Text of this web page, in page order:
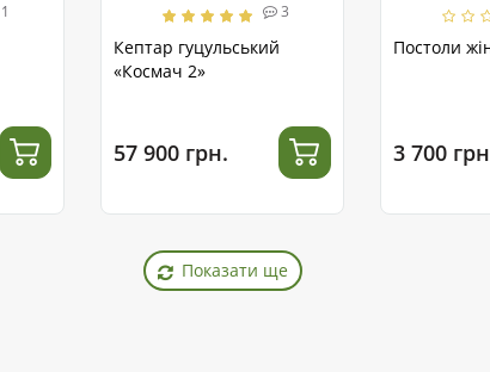
1 3
Кептар гуцульський
«Космач 2»
57 900 грн.
Постоли
3 700
Показати ще